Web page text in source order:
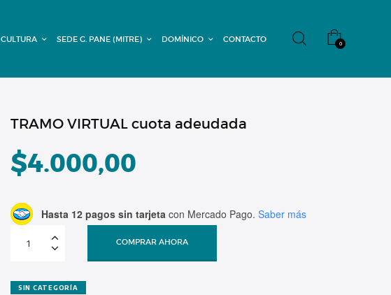
CULTURA SEDE G. PANE (MITRE) DOMÍNICO CONTACTO 0
TRAMO VIRTUAL cuota adeudada
$4.000,00
Hasta 12 pagos sin tarjeta con Mercado Pago. Saber más
VIRTUAL
cuota
COMPRAR AHORA
SIN CATEGORÍA